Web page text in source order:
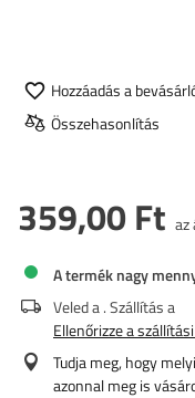
Hozzáadás a
Összehasonlítás
359,00 Ft az
A termék nagy
Veled a. Szállítás a
Ellenőrizze a
Tudja meg, hogy
azonnal meg is